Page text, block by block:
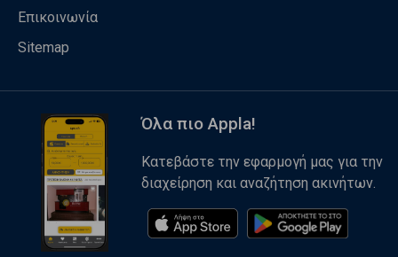
Επικοινωνία
Sitemap
Όλα πιο Appla!
Κατεβάστε την εφαρμογή μας για την
διαχείρηση και αναζήτηση ακινήτων.